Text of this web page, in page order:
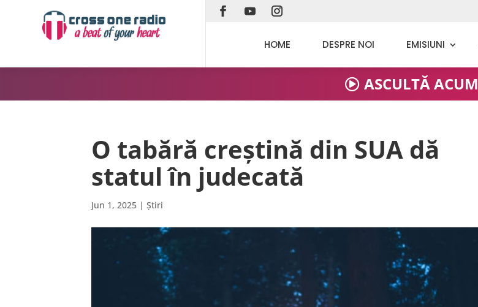
HOME DESPRE NOI EMISIUNI
ASCULTĂ ACUM
O tabără creștină din SUA dă
statul în judecată
Jun 1, 2025 |Știri